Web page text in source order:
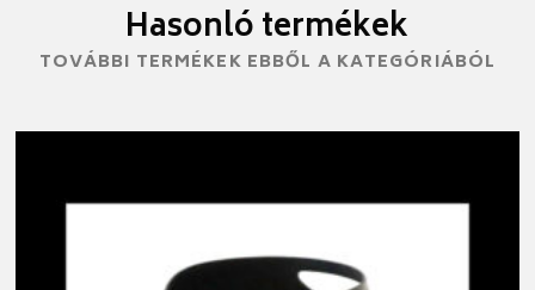
Hasonló termékek
TOVÁBBI TERMÉKEK EBBŐL A KATEGÓRIÁBÓL